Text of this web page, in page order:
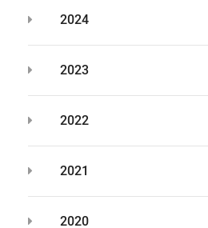
2024
2023
2022
2021
2020